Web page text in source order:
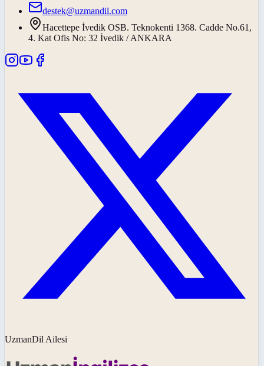
destek@uzmandil.com
Hacettepe İvedik OSB. Teknokenti 1368. Cadde No.61,
4. Kat Ofis No: 32 İvedik / ANKARA
UzmanDil Ailesi